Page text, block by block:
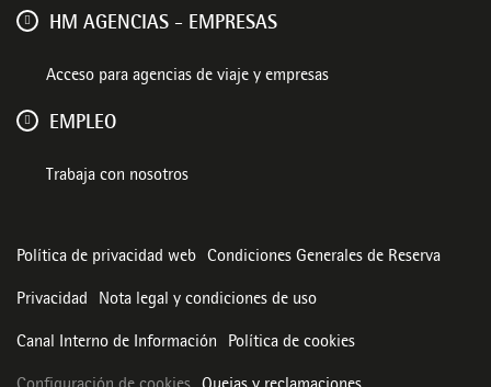
HM AGENCIAS - EMPRESAS
Acceso para agencias de viaje y empresas
EMPLEO
Trabaja con nosotros
Política de privacidad web Condiciones Generales de Reserva
Privacidad Nota legal y condiciones de uso
Canal Interno de Información Política de cookies